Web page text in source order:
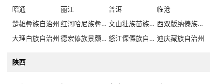
昭通
丽江 普洱
临沧
楚雄彝族自治州
红河哈尼族彝族自治州 文山壮族苗族自治州
西双版纳傣族自治州
大理白族自治州
德宏傣族景颇族自治州 怒江傈僳族自治州 迪庆藏族自治州
陕西